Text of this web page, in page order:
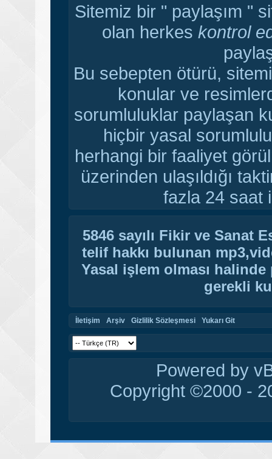
Sitemiz bir " paylaşım "
olan herkes kontrol
Bu sebepten ötürü,
konular ve
sorumluluklar paylaşan
hiçbir yasal
herhangi bir faaliyet
üzerinden ulaşıldığı
fazla 24 saat
5846 sayılı Fikir ve Sanat
telif hakkı bulunan
Yasal işlem olması
gerekli
İletişim Arşiv Gizlilik Sözleşmesi Yukarı Git
Powered by
Copyright ©2000 -